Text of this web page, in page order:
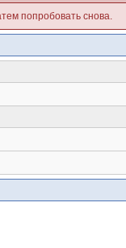
попробовать снова.